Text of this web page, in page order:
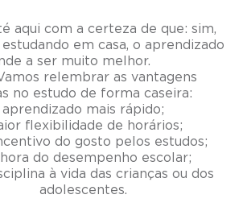
aqui com a certeza de que: sim,
em casa, o aprendizado
a ser muito melhor.
relembrar as vantagens
no estudo de forma caseira:
aprendizado mais rápido;
flexibilidade de horários;
do gosto pelos estudos;
do desempenho escolar;
à vida das crianças ou dos
adolescentes.